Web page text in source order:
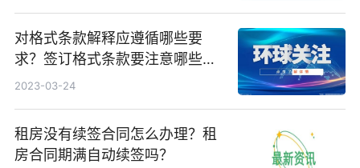
对格式条款解释应遵循哪些要
求？签订格式条款要注意哪些事
项？
2023-03-24
租房没有续签合同怎么办理？租
房合同期满自动续签吗？